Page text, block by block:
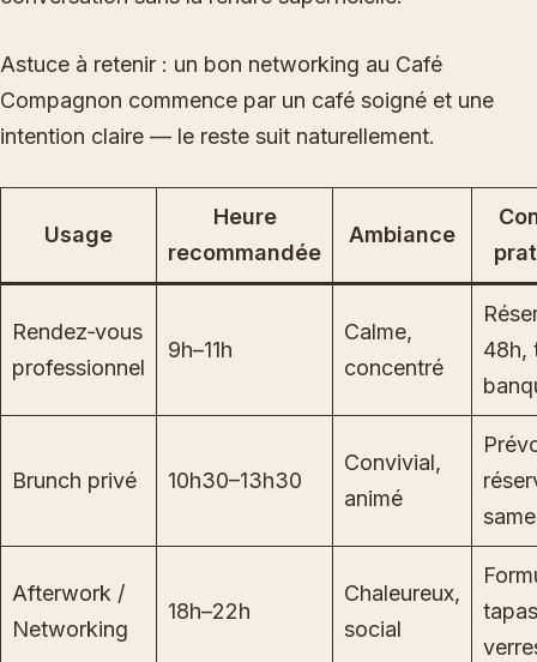
Astuce à retenir : un bon networking au Café
Compagnon commence par un café soigné et une
intention claire — le reste suit naturellement.
Usage
Heure
recommandée
Ambiance
Rendez‑vous
professionnel
9h–11h
Calme,
concentré
48h,
Brunch privé 10h30–13h30
Convivial,
animé
Afterwork /
Networking
18h–22h
Chaleureux,
social